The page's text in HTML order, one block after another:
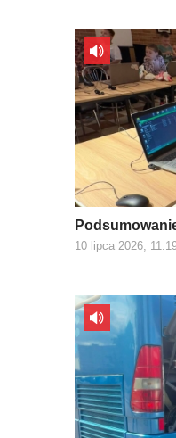
10 lipca 2026,